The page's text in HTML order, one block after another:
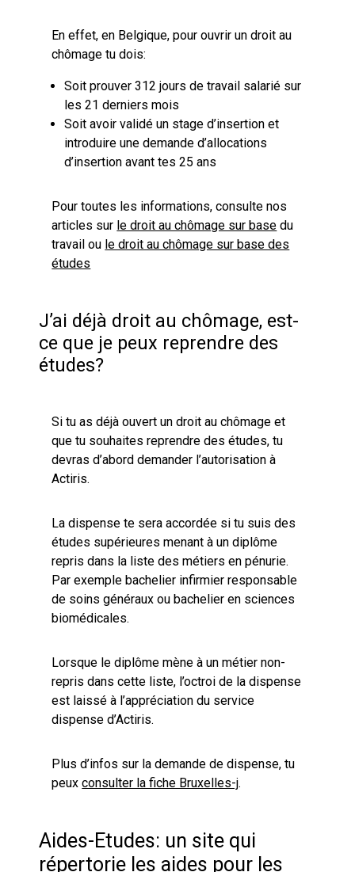
En effet, en Belgique, pour ouvrir un droit au
chômage tu dois:
Soit prouver 312 jours de travail salarié sur
les 21 derniers mois
Soit avoir validé un stage d’insertion et
introduire une demande d’allocations
d’insertion avant tes 25 ans
Pour toutes les informations, consulte nos
articles sur le droit au chômage sur base du
travail ou le droit au chômage sur base des
études
J’ai déjà droit au chômage, est-
ce que je peux reprendre des
études?
Si tu as déjà ouvert un droit au chômage et
que tu souhaites reprendre des études, tu
devras d’abord demander l’autorisation à
Actiris.
La dispense te sera accordée si tu suis des
études supérieures menant à un diplôme
repris dans la liste des métiers en pénurie.
Par exemple bachelier infirmier responsable
de soins généraux ou bachelier en sciences
biomédicales.
Lorsque le diplôme mène à un métier non-
repris dans cette liste, l’octroi de la dispense
est laissé à l’appréciation du service
dispense d’Actiris.
Plus d’infos sur la demande de dispense, tu
peuxconsulter la fiche Bruxelles-j.
Aides-Etudes: un site qui
répertorie les aides pour les